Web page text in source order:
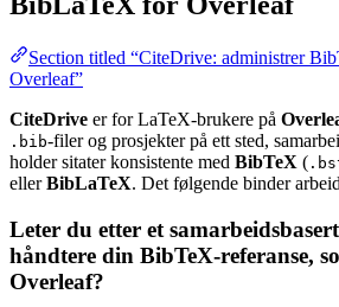
Section titled “CiteDrive: administrer
Overleaf”
CiteDrive er for LaTeX-brukere på
.bib-filer og prosjekter på ett sted,
holder sitater konsistente med BibTeX (
ellerBibLaTeX. Det følgende binder
Leter du etter et
håndtere din BibTeX-referanse,
Overleaf?